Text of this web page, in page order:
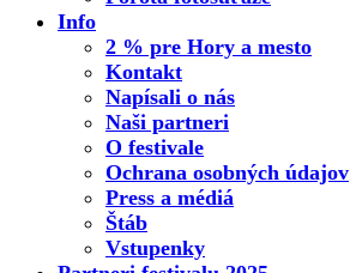
Info
2 % pre Hory a mesto
Kontakt
Napísali o nás
Naši partneri
O festivale
Ochrana osobných údajov
Press a médiá
Štáb
Vstupenky